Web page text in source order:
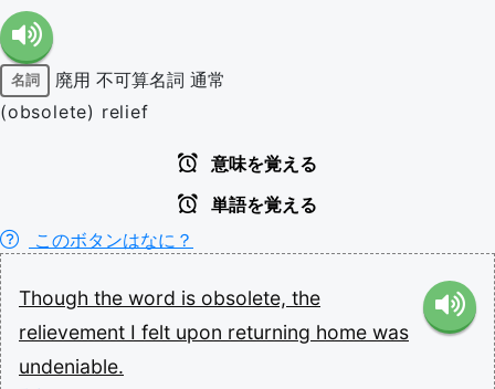
名詞 廃用 不可算名詞 通常
(obsolete) relief
意味を覚える
単語を覚える
このボタンはなに？
Though the word is obsolete, the
relievement I felt upon returning home was
undeniable.